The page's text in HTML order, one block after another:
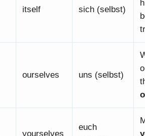
itself sich (selbst)
ourselves uns (selbst)
yourselves
euch